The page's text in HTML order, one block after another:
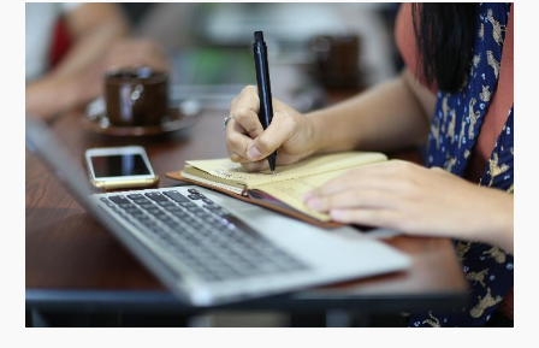
Buat
Laporan:
Keterampilan
Penting
untuk
Admin
Modern
yang
Menentukan
Kredibilitas
Kerja